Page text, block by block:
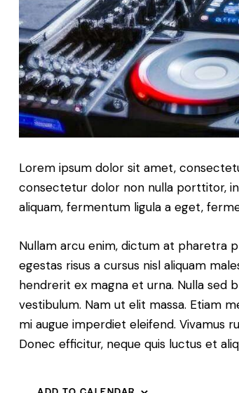
Lorem ipsum dolor sit amet,
consectetur dolor non nulla porttitor,
aliquam, fermentum ligula a eget,
Nullam arcu enim, dictum at pharetra
egestas risus a cursus nisl aliquam
hendrerit ex magna et urna. Nulla sed
vestibulum. Nam ut elit massa. Etiam
mi augue imperdiet eleifend. Vivamus
Donec efficitur, neque quis luctus et